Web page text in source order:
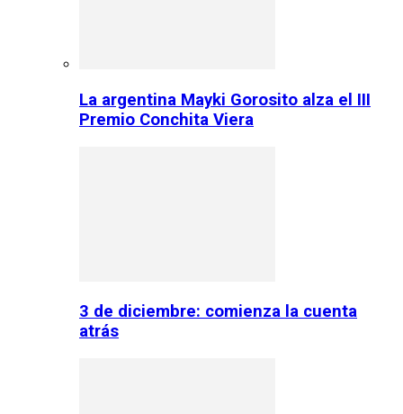
La argentina Mayki Gorosito alza el III
Premio Conchita Viera
3 de diciembre: comienza la cuenta
atrás